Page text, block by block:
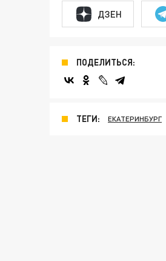
ДЗЕН
ПОДЕЛИТЬСЯ:
ТЕГИ: ЕКАТЕРИНБУРГ